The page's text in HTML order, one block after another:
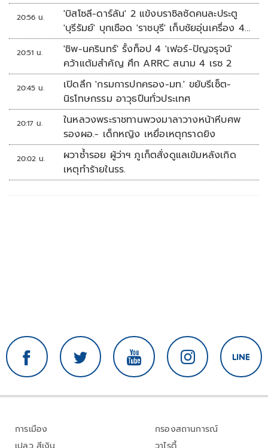
20:56 น.
'บิสโซลี-ดาร์ลัน' 2 แข้งบราซิลซัดคนละประตู
'บุรีรัมย์' บุกเชือด 'ราชบุรี' เก็บชัยอุ่นเครื่อง 4
นัดรวด
20:51 น.
'ชิพ-นครินทร์' รั้งท็อป 4 'เฟอร์-ปัญจรุจน์'
คว้าแต้มสำคัญ ศึก ARRC สนาม 4 เรซ 2
20:45 น.
เปิดลึก 'กรมการปกครอง-มท.' ขยับรีเซ็ต-
นิรโทษกรรม อาวุธปืนทั่วประเทศ
20:17 น.
ในหลวงพระราชทานพวงมาลาวางหน้าหีบศพ
รองผอ.- เด็กหญิง เหยื่อเหตุกราดยิง
20:02 น.
ผวาซ้ำรอย ผู้ว่าฯ ภูเก็ตสั่งดูแลเข้มหลังเกิด
เหตุทำร้ายในรร.
การเมือง
กรองสถานการณ์